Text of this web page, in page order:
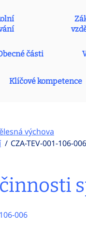
části
Klíčové kompetence
výchova
CZA-TEV-001-106-006
006